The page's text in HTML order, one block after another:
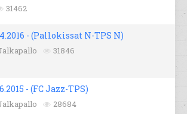
31462
- (Pallokissat N-TPS N)
31846
- (FC Jazz-TPS)
28684